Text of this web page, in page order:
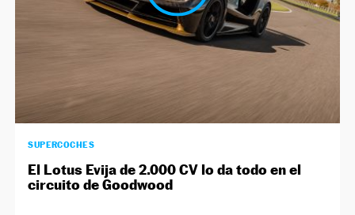
SUPERCOCHES
El Lotus Evija de 2.000 CV lo da todo en el
circuito de Goodwood